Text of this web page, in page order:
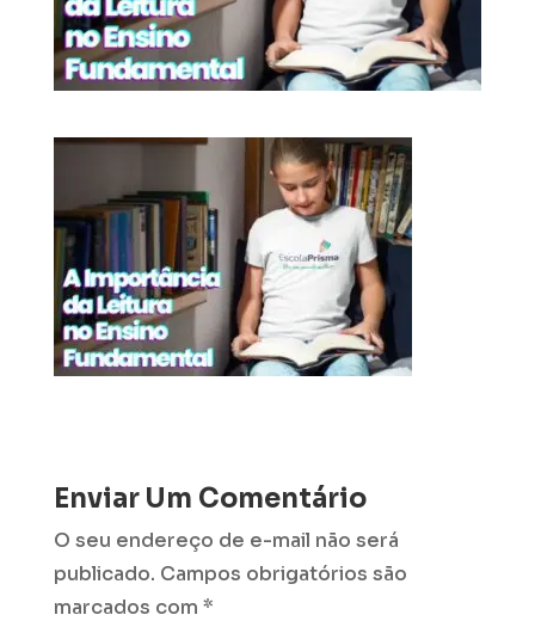
Enviar Um Comentário
O seu endereço de e-mail não será
publicado. Campos obrigatórios são
marcados com *